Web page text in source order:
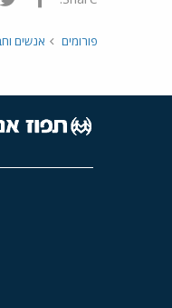
פורומים אנשים